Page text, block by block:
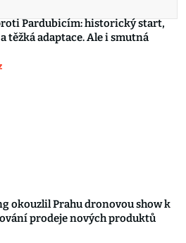
Pardubicím: historický start,
těžká adaptace. Ale i smutná
okouzlil Prahu dronovou show k
prodeje nových produktů